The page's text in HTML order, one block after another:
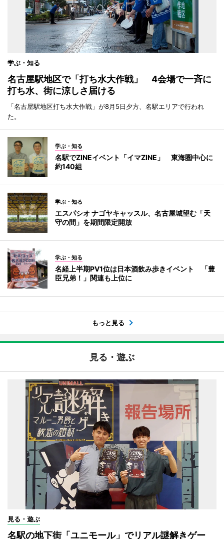
学ぶ・知る
名古屋駅地区で「打ち水大作戦」 4会場で一斉に
打ち水、街に涼しさ届ける
「名古屋駅地区打ち水大作戦」が8月5日夕方、名駅エリアで行われ
た。
学ぶ・知る
名駅でZINEイベント「イマZINE」 東海圏中心に
約140組
学ぶ・知る
エスパシオ ナゴヤキャッスル、名古屋城望む「天
守の間」を期間限定開放
学ぶ・知る
名経上半期PV1位は日本酒飲み歩きイベント 「豊
臣兄弟！」関連も上位に
もっと見る
見る・遊ぶ
見る・遊ぶ
名駅の地下街「ユニモール」でリアル謎解きゲー